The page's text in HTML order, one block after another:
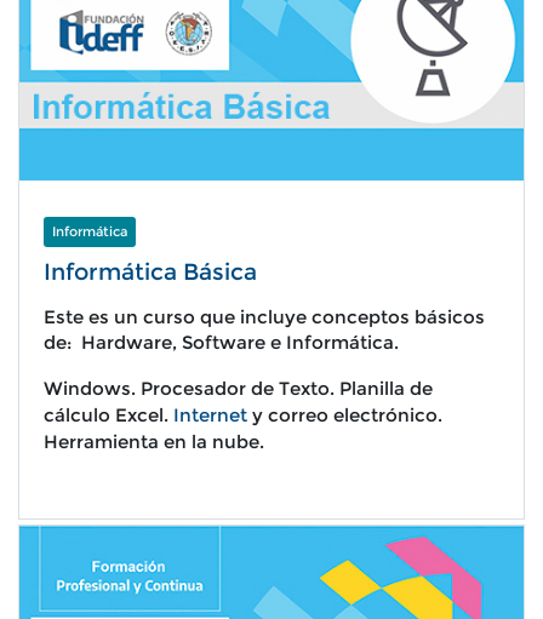
Informática
Informática Básica
Este es un curso que incluye conceptos básicos
de: Hardware, Software e Informática.
Windows. Procesador de Texto. Planilla de
cálculo Excel. Internet y correo electrónico.
Herramienta en la nube.